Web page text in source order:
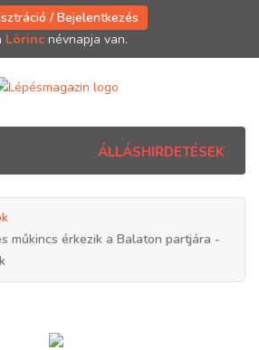
/ Bejelentkezés
Lörinc névnapja van.
ÁLLÁSHIRDETÉSEK
műkincs érkezik a Balaton partjára -